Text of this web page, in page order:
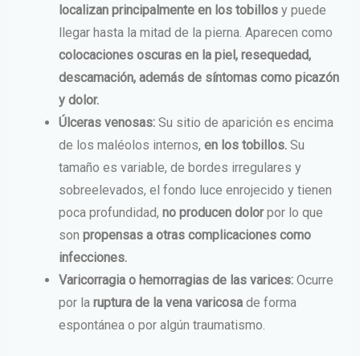
localizan principalmente en los tobillosy puede
llegar hasta la mitad de la pierna. Aparecen como
colocaciones oscuras en la piel, resequedad,
descamación, además de síntomas como picazón
y dolor.
Úlceras venosas:Su sitio de aparición es encima
de los maléolos internos, en los tobillos.Su
tamaño es variable, de bordes irregulares y
sobreelevados, el fondo luce enrojecido y tienen
poca profundidad, no producen dolorpor lo que
son propensas a otras complicaciones como
infecciones.
Varicorragia o hemorragias de las varices:Ocurre
por la ruptura de la vena varicosade forma
espontánea o por algún traumatismo.